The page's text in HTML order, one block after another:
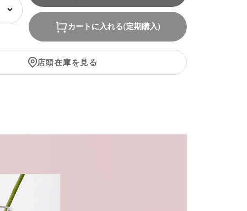
カートに入れる(定期購入)
店頭在庫を見る